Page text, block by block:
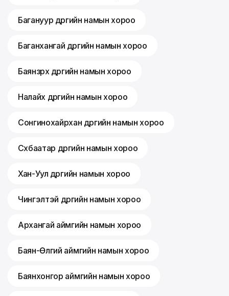
Багануур дүүргийн намын хороо
Баганхангай дүүргийн намын хороо
Баянзүрх дүүргийн намын хороо
Налайх дүүргийн намын хороо
Сонгинохайрхан дүүргийн намын хороо
Сүхбаатар дүүргийн намын хороо
Хан-Уул дүүргийн намын хороо
Чингэлтэй дүүргийн намын хороо
Архангай аймгийн намын хороо
Баян-Өлгий аймгийн намын хороо
Баянхонгор аймгийн намын хороо